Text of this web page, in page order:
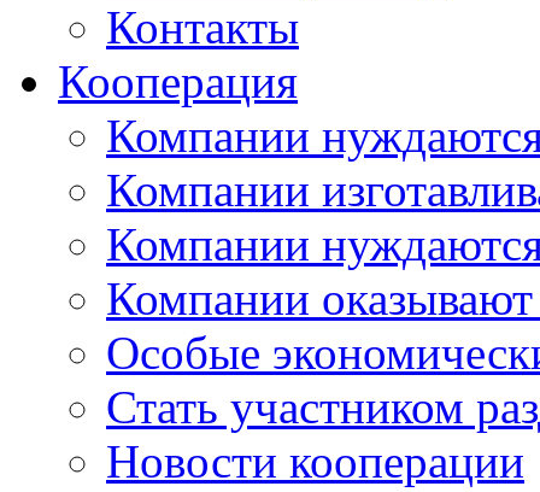
Контакты
Кооперация
Компании
Компании
Компании
Компании оказывают
Особые
Стать участником
Новости кооперации